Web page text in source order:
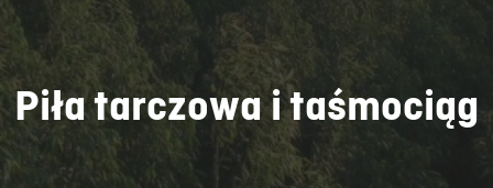
Piła tarczowa i taśmociąg